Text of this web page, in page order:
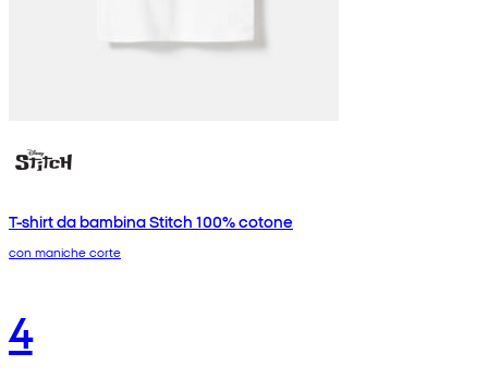
T-shirt da bambina Stitch 100% cotone
con maniche corte
4